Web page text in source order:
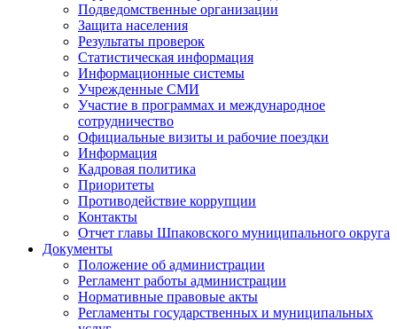
Подведомственные организации
Защита населения
Результаты проверок
Статистическая информация
Информационные системы
Учрежденные СМИ
Участие в программах и международное
сотрудничество
Официальные визиты и рабочие поездки
Информация
Кадровая политика
Приоритеты
Противодействие коррупции
Контакты
Отчет главы Шпаковского муниципального округа
Документы
Положение об администрации
Регламент работы администрации
Нормативные правовые акты
Регламенты государственных и муниципальных